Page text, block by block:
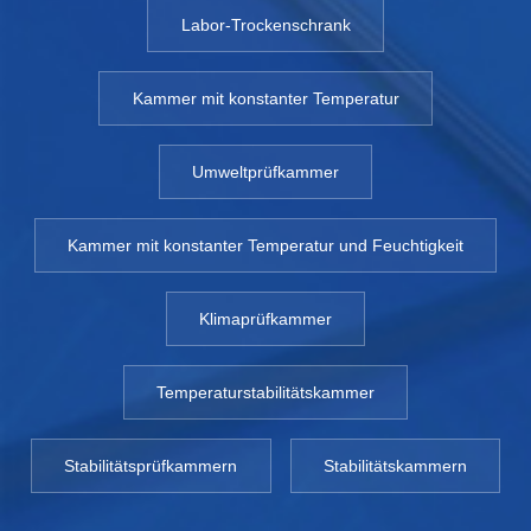
temperaturempfindlicher Artikel bieten, die nicht gefrieren
dürfen. Im Gegensatz zu Haushaltskühlschränken verfügen
**medizinische Kühlschränke** über Umluftsysteme, digitale
Temperaturkartierung, um gleichmäßige Bedingungen im
Anwendungen: Lagerung von Impfstoffen und
Chemikalien Kurzzeitlagerung biologischer Proben Lagerung
von Blut und Blutbestandteilen Lagerung von Kulturmedien
und Pufferlösungen Medizinische Gefrierschränke
Standardgeräte, wobei **Ultra-Niedrigtemperatur-
Laborgefrierschränke** -40°C, -60°C oder sogar -86°C
erreichen. Sie sind mit dicker Isolierung, robusten
Labor-Trockenschrank
Kammer mit konstanter Temperatur
Umweltprüfkammer
Kammer mit konstanter Temperatur und Feuchtigkeit
Klimaprüfkammer
Temperaturstabilitätskammer
Stabilitätsprüfkammern Stabilitätskammern